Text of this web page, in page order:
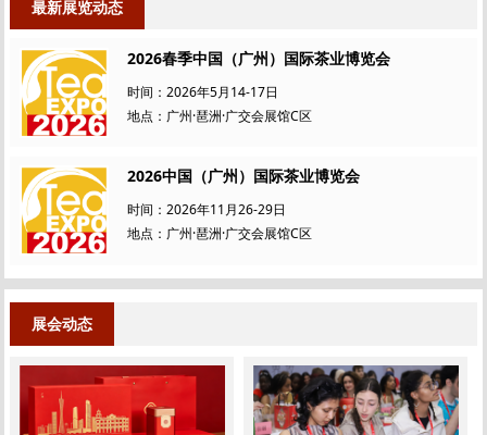
最新展览动态
2026春季中国（广州）国际茶业博览会
时间：2026年5月14-17日
地点：广州·琶洲·广交会展馆C区
2026中国（广州）国际茶业博览会
时间：2026年11月26-29日
地点：广州·琶洲·广交会展馆C区
展会动态